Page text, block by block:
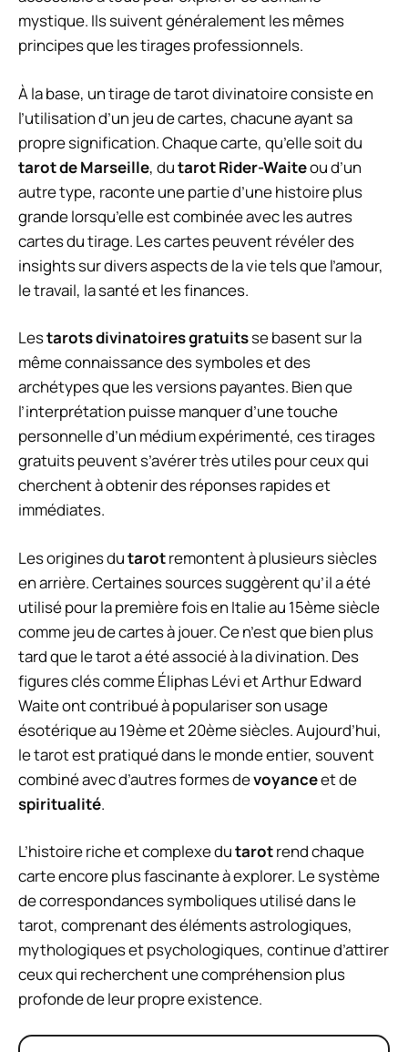
mystique. Ils suivent généralement les mêmes
principes que les tirages professionnels.
À la base, un tirage de tarot divinatoire consiste en
l’utilisation d’un jeu de cartes, chacune ayant sa
propre signification. Chaque carte, qu’elle soit du
tarot de Marseille, dutarot Rider-Waiteou d’un
autre type, raconte une partie d’une histoire plus
grande lorsqu’elle est combinée avec les autres
cartes du tirage. Les cartes peuvent révéler des
insights sur divers aspects de la vie tels que l’amour,
le travail, la santé et les finances.
Lestarots divinatoires gratuitsse basent sur la
même connaissance des symboles et des
archétypes que les versions payantes. Bien que
l’interprétation puisse manquer d’une touche
personnelle d’un médium expérimenté, ces tirages
gratuits peuvent s’avérer très utiles pour ceux qui
cherchent à obtenir des réponses rapides et
immédiates.
Les origines dutarotremontent à plusieurs siècles
en arrière. Certaines sources suggèrent qu’il a été
utilisé pour la première fois en Italie au 15ème siècle
comme jeu de cartes à jouer. Ce n’est que bien plus
tard que le tarot a été associé à la divination. Des
figures clés comme Éliphas Lévi et Arthur Edward
Waite ont contribué à populariser son usage
ésotérique au 19ème et 20ème siècles. Aujourd’hui,
le tarot est pratiqué dans le monde entier, souvent
combiné avec d’autres formes devoyanceet de
spiritualité.
L’histoire riche et complexe dutarotrend chaque
carte encore plus fascinante à explorer. Le système
de correspondances symboliques utilisé dans le
tarot, comprenant des éléments astrologiques,
mythologiques et psychologiques, continue d’attirer
ceux qui recherchent une compréhension plus
profonde de leur propre existence.